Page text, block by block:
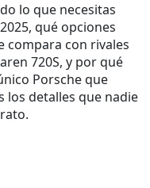
lo que necesitas
qué opciones
compara con rivales
720S, y por qué
Porsche que
los detalles que nadie